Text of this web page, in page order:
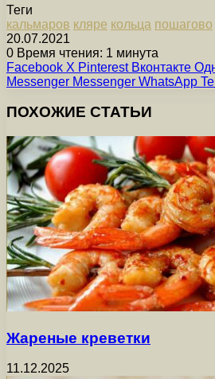
Теги
кальмаров кляре кольца пошагово
20.07.2021
0 Время чтения: 1 минута
Facebook X Pinterest Вконтакте
Messenger Messenger WhatsApp
ПОХОЖИЕ СТАТЬИ
Жареные креветки
11.12.2025